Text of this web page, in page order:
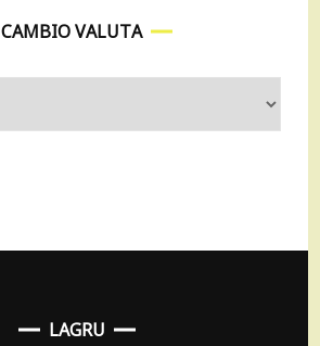
CAMBIO VALUTA
LAGRU